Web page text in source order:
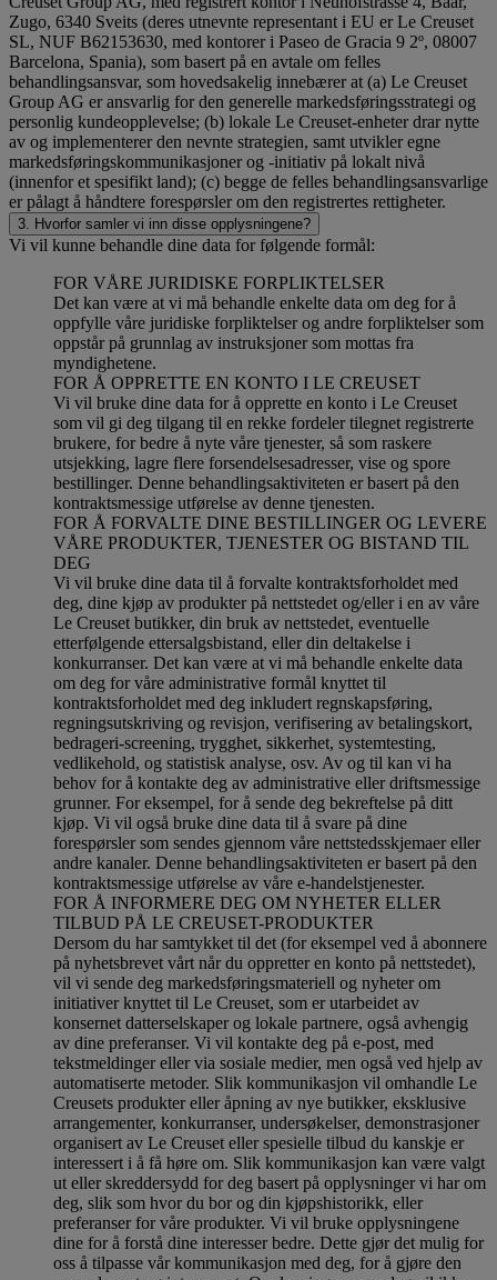
Zugo, 6340 Sveits (deres utnevnte representant i EU er Le Creuset
SL, NUF B62153630, med kontorer i Paseo de Gracia 9 2º, 08007
Barcelona, Spania), som basert på en avtale om felles
behandlingsansvar, som hovedsakelig innebærer at (a) Le Creuset
Group AG er ansvarlig for den generelle markedsføringsstrategi og
personlig kundeopplevelse; (b) lokale Le Creuset-enheter drar nytte
av og implementerer den nevnte strategien, samt utvikler egne
markedsføringskommunikasjoner og -initiativ på lokalt nivå
(innenfor et spesifikt land); (c) begge de felles behandlingsansvarlige
er pålagt å håndtere forespørsler om den registrertes rettigheter.
3. Hvorfor samler vi inn disse opplysningene?
Vi vil kunne behandle dine data for følgende formål:
FOR VÅRE JURIDISKE FORPLIKTELSER
Det kan være at vi må behandle enkelte data om deg for å
oppfylle våre juridiske forpliktelser og andre forpliktelser som
oppstår på grunnlag av instruksjoner som mottas fra
myndighetene.
FOR Å OPPRETTE EN KONTO I LE CREUSET
Vi vil bruke dine data for å opprette en konto i Le Creuset
som vil gi deg tilgang til en rekke fordeler tilegnet registrerte
brukere, for bedre å nyte våre tjenester, så som raskere
utsjekking, lagre flere forsendelsesadresser, vise og spore
bestillinger. Denne behandlingsaktiviteten er basert på den
kontraktsmessige utførelse av denne tjenesten.
FOR Å FORVALTE DINE BESTILLINGER OG LEVERE
VÅRE PRODUKTER, TJENESTER OG BISTAND TIL
DEG
Vi vil bruke dine data til å forvalte kontraktsforholdet med
deg, dine kjøp av produkter på nettstedet og/eller i en av våre
Le Creuset butikker, din bruk av nettstedet, eventuelle
etterfølgende ettersalgsbistand, eller din deltakelse i
konkurranser. Det kan være at vi må behandle enkelte data
om deg for våre administrative formål knyttet til
kontraktsforholdet med deg inkludert regnskapsføring,
regningsutskriving og revisjon, verifisering av betalingskort,
bedrageri-screening, trygghet, sikkerhet, systemtesting,
vedlikehold, og statistisk analyse, osv. Av og til kan vi ha
behov for å kontakte deg av administrative eller driftsmessige
grunner. For eksempel, for å sende deg bekreftelse på ditt
kjøp. Vi vil også bruke dine data til å svare på dine
forespørsler som sendes gjennom våre nettstedsskjemaer eller
andre kanaler. Denne behandlingsaktiviteten er basert på den
kontraktsmessige utførelse av våre e-handelstjenester.
FOR Å INFORMERE DEG OM NYHETER ELLER
TILBUD PÅ LE CREUSET-PRODUKTER
Dersom du har samtykket til det (for eksempel ved å abonnere
på nyhetsbrevet vårt når du oppretter en konto på nettstedet),
vil vi sende deg markedsføringsmateriell og nyheter om
initiativer knyttet til Le Creuset, som er utarbeidet av
konsernet datterselskaper og lokale partnere, også avhengig
av dine preferanser. Vi vil kontakte deg på e-post, med
tekstmeldinger eller via sosiale medier, men også ved hjelp av
automatiserte metoder. Slik kommunikasjon vil omhandle Le
Creusets produkter eller åpning av nye butikker, eksklusive
arrangementer, konkurranser, undersøkelser, demonstrasjoner
organisert av Le Creuset eller spesielle tilbud du kanskje er
interessert i å få høre om. Slik kommunikasjon kan være valgt
ut eller skreddersydd for deg basert på opplysninger vi har om
deg, slik som hvor du bor og din kjøpshistorikk, eller
preferanser for våre produkter. Vi vil bruke opplysningene
dine for å forstå dine interesser bedre. Dette gjør det mulig for
oss å tilpasse vår kommunikasjon med deg, for å gjøre den